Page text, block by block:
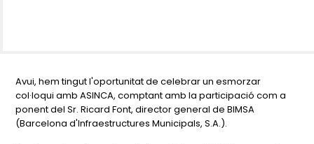
Avui, hem tingut l'oportunitat de celebrar un esmorzar
col·loqui amb ASINCA, comptant amb la participació com a
ponent del Sr. Ricard Font, director general de BIMSA
(Barcelona d'Infraestructures Municipals, S.A.).